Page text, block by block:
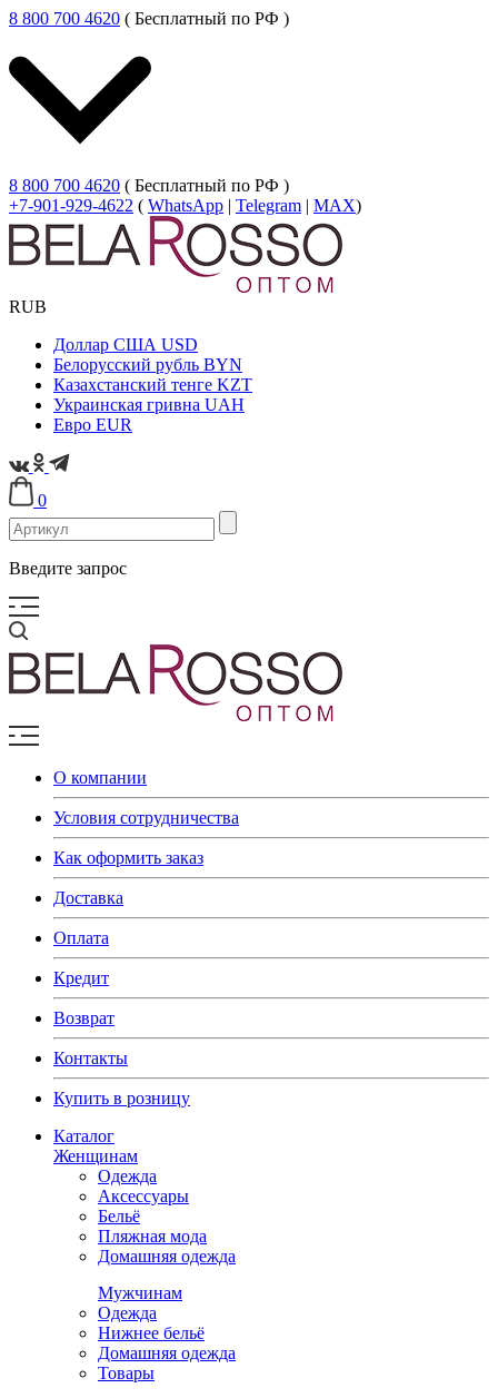
8 800 700 4620 ( Бесплатный по РФ )
8 800 700 4620 ( Бесплатный по РФ )
+7-901-929-4622 ( WhatsApp | Telegram | MAX)
RUB
Доллар США USD
Белорусский рубль BYN
Казахстанский тенге KZT
Украинская гривна UAH
Евро EUR
0
Введите запрос
О компании
Условия сотрудничества
Как оформить заказ
Доставка
Оплата
Кредит
Возврат
Контакты
Купить в розницу
Каталог
Женщинам
Одежда
Аксессуары
Бельё
Пляжная мода
Домашняя одежда
Мужчинам
Одежда
Нижнее бельё
Домашняя одежда
Товары